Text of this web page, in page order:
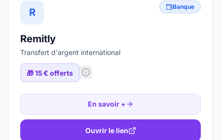
R Banque
Remitly
Transfert d'argent international
🎁15 € offerts
En savoir +
Ouvrir le lien